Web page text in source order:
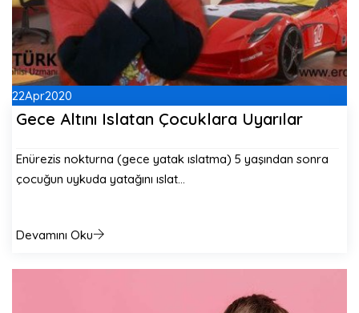
22Apr2020
Gece Altını Islatan Çocuklara Uyarılar
Enürezis nokturna (gece yatak ıslatma) 5 yaşından sonra
çocuğun uykuda yatağını ıslat…
Devamını Oku